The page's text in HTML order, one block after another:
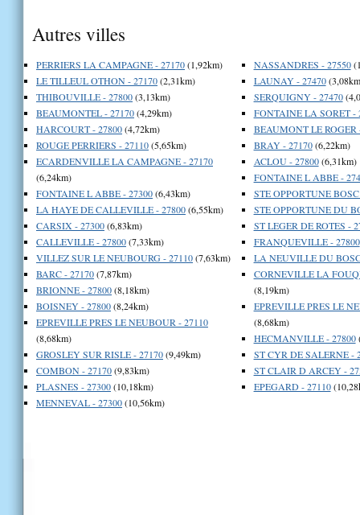
Autres villes
PERRIERS LA CAMPAGNE - 27170(1,92km)
LE TILLEUL OTHON - 27170(2,31km)
THIBOUVILLE - 27800(3,13km)
BEAUMONTEL - 27170(4,29km)
HARCOURT - 27800(4,72km)
ROUGE PERRIERS - 27110(5,65km)
ECARDENVILLE LA CAMPAGNE - 27170
(6,24km)
FONTAINE L ABBE - 27300(6,43km)
LA HAYE DE CALLEVILLE - 27800(6,55km)
CARSIX - 27300(6,83km)
CALLEVILLE - 27800(7,33km)
VILLEZ SUR LE NEUBOURG - 27110(7,63km)
BARC - 27170(7,87km)
BRIONNE - 27800(8,18km)
BOISNEY - 27800(8,24km)
EPREVILLE PRES LE NEUBOUR - 27110
(8,68km)
GROSLEY SUR RISLE - 27170(9,49km)
COMBON - 27170(9,83km)
PLASNES - 27300(10,18km)
MENNEVAL - 27300(10,56km)
NASSANDRES - 27550
LAUNAY - 27470
SERQUIGNY - 27470
FONTAINE LA SORET -
BEAUMONT LE ROGER
BRAY - 27170(6,22km)
ACLOU - 27800(6,31km)
FONTAINE L ABBE -
STE OPPORTUNE
STE OPPORTUNE DU
ST LEGER DE ROTES -
FRANQUEVILLE - 27800
LA NEUVILLE DU
CORNEVILLE LA
(8,19km)
EPREVILLE PRES LE
(8,68km)
HECMANVILLE - 27800
ST CYR DE SALERNE -
ST CLAIR D ARCEY -
EPEGARD - 27110